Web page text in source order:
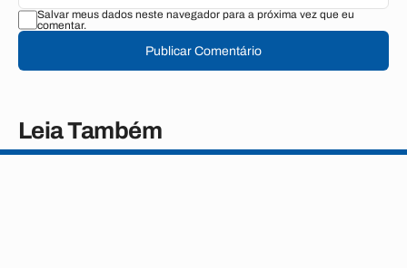
Salvar meus dados neste navegador para a próxima vez que eu
comentar.
Publicar Comentário
Leia Também